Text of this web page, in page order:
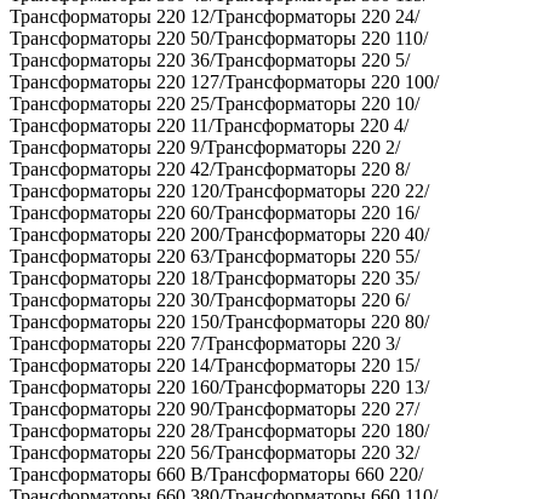
Трансформаторы 220 12/Трансформаторы 220 24/
Трансформаторы 220 50/Трансформаторы 220 110/
Трансформаторы 220 36/Трансформаторы 220 5/
Трансформаторы 220 127/Трансформаторы 220 100/
Трансформаторы 220 25/Трансформаторы 220 10/
Трансформаторы 220 11/Трансформаторы 220 4/
Трансформаторы 220 9/Трансформаторы 220 2/
Трансформаторы 220 42/Трансформаторы 220 8/
Трансформаторы 220 120/Трансформаторы 220 22/
Трансформаторы 220 60/Трансформаторы 220 16/
Трансформаторы 220 200/Трансформаторы 220 40/
Трансформаторы 220 63/Трансформаторы 220 55/
Трансформаторы 220 18/Трансформаторы 220 35/
Трансформаторы 220 30/Трансформаторы 220 6/
Трансформаторы 220 150/Трансформаторы 220 80/
Трансформаторы 220 7/Трансформаторы 220 3/
Трансформаторы 220 14/Трансформаторы 220 15/
Трансформаторы 220 160/Трансформаторы 220 13/
Трансформаторы 220 90/Трансформаторы 220 27/
Трансформаторы 220 28/Трансформаторы 220 180/
Трансформаторы 220 56/Трансформаторы 220 32/
Трансформаторы 660 В/Трансформаторы 660 220/